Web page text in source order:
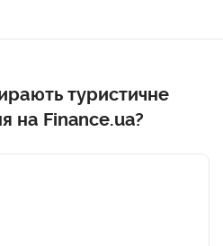
туристичне
на Finance.ua?